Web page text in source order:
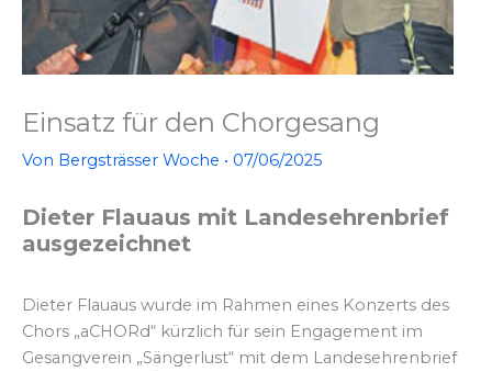
Einsatz für den Chorgesang
Von Bergsträsser Woche • 07/06/2025
Dieter Flauaus mit Landesehrenbrief
ausgezeichnet
Dieter Flauaus wurde im Rahmen eines Konzerts des
Chors „aCHORd“ kürzlich für sein Engagement im
Gesangverein „Sängerlust“ mit dem Landesehrenbrief